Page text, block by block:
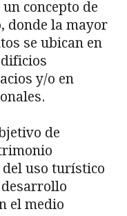
concepto de
donde la mayor
se ubican en
y/o en
de
uso turístico
el medio